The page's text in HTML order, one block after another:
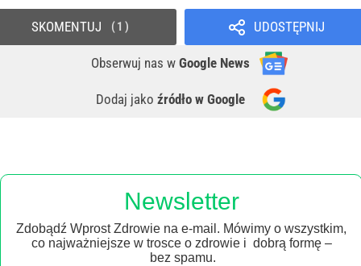
UDOSTĘPNIJ
Obserwuj nas w Google News
Dodaj jako źródło w Google
SKOMENTUJ 1
Newsletter
Zdobądź Wprost Zdrowie na e-mail. Mówimy o wszystkim,
co najważniejsze w trosce o zdrowie i dobrą formę –
bez spamu.